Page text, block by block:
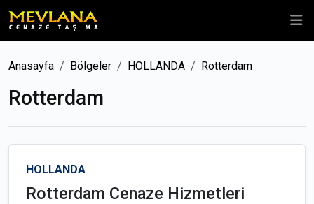
Anasayfa Bölgeler HOLLANDA Rotterdam
Rotterdam
HOLLANDA
Rotterdam Cenaze Hizmetleri